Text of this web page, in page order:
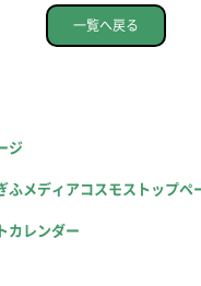
一覧へ戻る
ジ
メディアコスモストップペ
カレンダー